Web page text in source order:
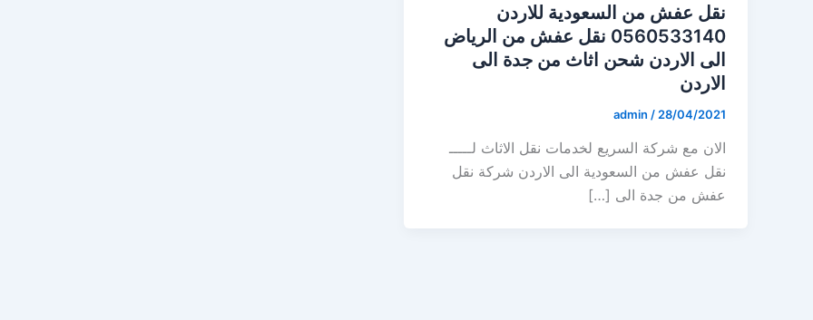
نقل عفش من السعودية للاردن
0560533140 نقل عفش من الرياض
الى الاردن شحن اثاث من جدة الى
الاردن
admin / 28/04/2021
الان مع شركة السريع لخدمات نقل الاثاث لـــــ
نقل عفش من السعودية الى الاردن شركة نقل
عفش من جدة الى […]